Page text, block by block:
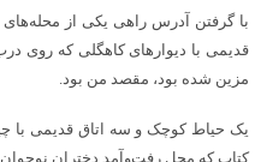
با گرفتن آدرس راهی یکی از
قدیمی با دیوارهای کاهگلی که روی
مزین شده بود، مقصد من بود.
یک حیاط کوچک و سه اتاق قدیمی با
کتاب که محل رفت‌وآمد دختران نوجوان